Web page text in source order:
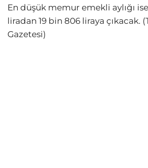
En düşük memur emekli aylığı
liradan 19 bin 806 liraya çıkacak.
Gazetesi)